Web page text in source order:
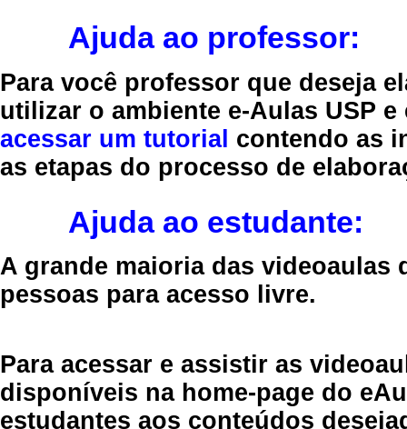
Ajuda ao professor:
Para você professor que deseja
utilizar o ambiente e-Aulas USP
acessar um tutorial contendo as
as etapas do processo de
Ajuda ao estudante:
A grande maioria das videoaulas
pessoas para acesso livre.
Para acessar e assistir as
disponíveis na home-page do
estudantes aos conteúdos